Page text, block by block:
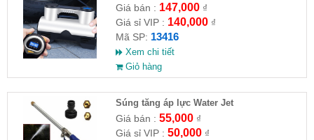
Giá bán : 147,000₫
Giá sỉ VIP : 140,000₫
Mã SP: 13416
Xem chi tiết
Giỏ hàng
Súng tăng áp lực Water Jet
Giá bán : 55,000₫
Giá sỉ VIP : 50,000₫